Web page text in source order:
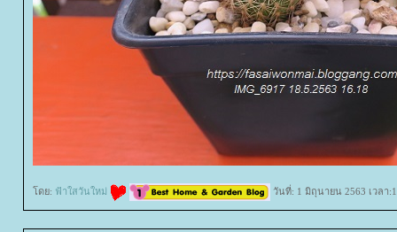
ดย: ฟ้าใสวันใหม่ วันที่: 1 มิถุนายน 2563 เวลา